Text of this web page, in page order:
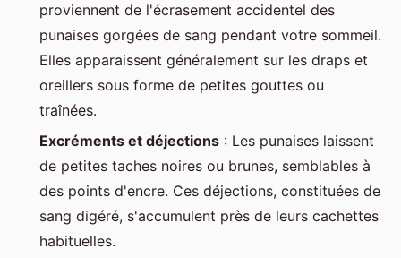
proviennent de l'écrasement accidentel des
punaises gorgées de sang pendant votre sommeil.
Elles apparaissent généralement sur les draps et
oreillers sous forme de petites gouttes ou
traînées.
Excréments et déjections : Les punaises laissent
de petites taches noires ou brunes, semblables à
des points d'encre. Ces déjections, constituées de
sang digéré, s'accumulent près de leurs cachettes
habituelles.